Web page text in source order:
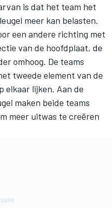
is dat het team het
meer kan belasten.
een andere richting met
van de hoofdplaat, de
omhoog. De teams
tweede element van de
elkaar lijken. Aan de
maken beide teams
meer uitwas te creëren